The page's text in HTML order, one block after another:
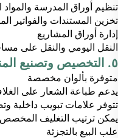
تنظيم أوراق المدرسة والمواد
تخزين المستندات والفواتير
إدارة أوراق المشاريع
النقل اليومي والنقل على
٥. التخصيص وتصنيع المنتج حسب الطلب (OEM)
متوفرة بألوان مخصصة
يدعم طباعة الشعار على
تتوفر علامات تبويب
يمكن ترتيب التغليف
علب البيع بالتجزئة